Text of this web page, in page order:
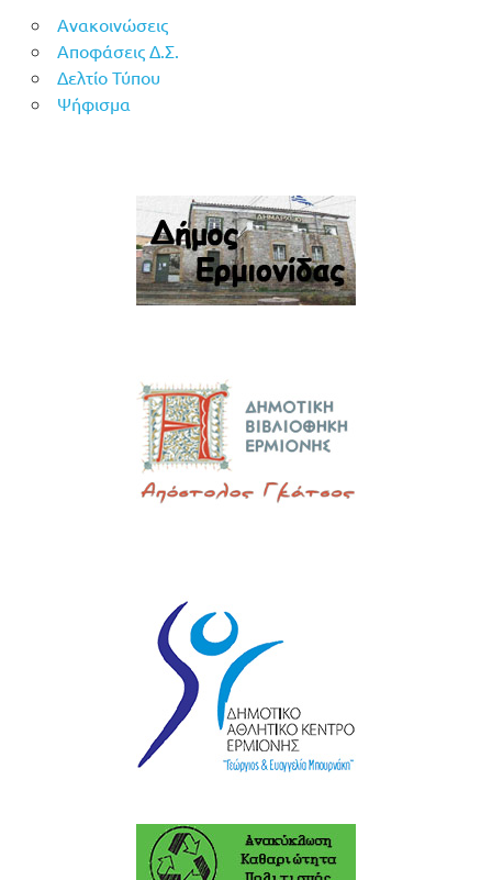
Ανακοινώσεις
Αποφάσεις Δ.Σ.
Δελτίο Τύπου
Ψήφισμα